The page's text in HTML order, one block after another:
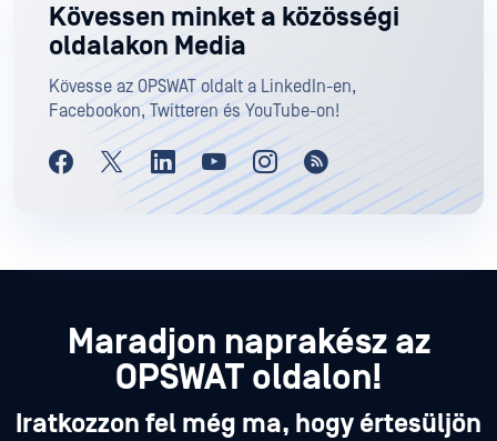
Kövessen minket a közösségi
oldalakon Media
Kövesse az OPSWAT oldalt a LinkedIn-en,
Facebookon, Twitteren és YouTube-on!
Maradjon naprakész az
OPSWAT oldalon!
Iratkozzon fel még ma, hogy értesüljön